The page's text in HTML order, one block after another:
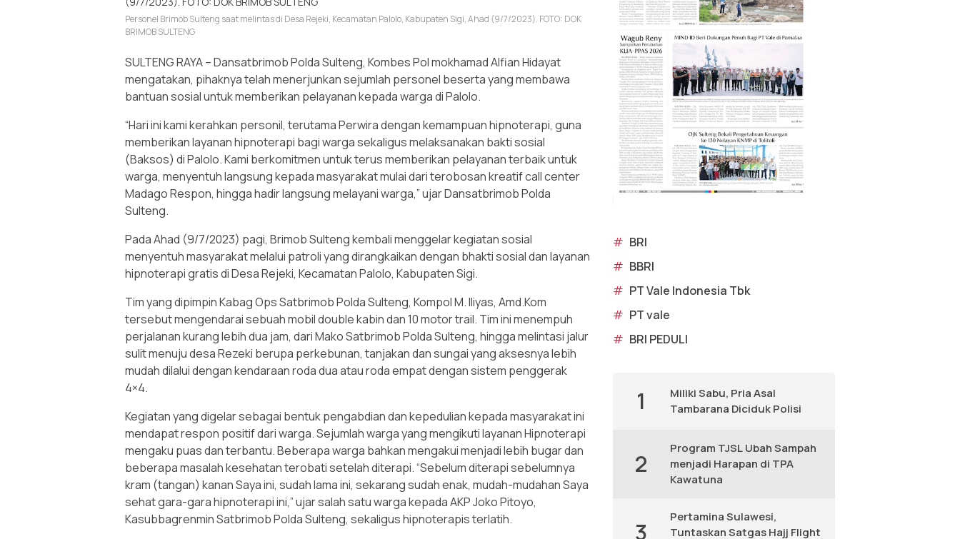
Personel Brimob Sulteng saat melintas di Desa Rejeki, Kecamatan Palolo, Kabupaten Sigi, Ahad (9/7/2023). FOTO: DOK
BRIMOB SULTENG
SULTENG RAYA – Dansatbrimob Polda Sulteng, Kombes Pol mokhamad Alfian Hidayat
mengatakan, pihaknya telah menerjunkan sejumlah personel beserta yang membawa
bantuan sosial untuk memberikan pelayanan kepada warga di Palolo.
“Hari ini kami kerahkan personil, terutama Perwira dengan kemampuan hipnoterapi, guna
memberikan layanan hipnoterapi bagi warga sekaligus melaksanakan bakti sosial
(Baksos) di Palolo. Kami berkomitmen untuk terus memberikan pelayanan terbaik untuk
warga, menyentuh langsung kepada masyarakat mulai dari terobosan kreatif call center
Madago Respon, hingga hadir langsung melayani warga,” ujar Dansatbrimob Polda
Sulteng.
Pada Ahad (9/7/2023) pagi, Brimob Sulteng kembali menggelar kegiatan sosial
menyentuh masyarakat melalui patroli yang dirangkaikan dengan bhakti sosial dan layanan
hipnoterapi gratis di Desa Rejeki, Kecamatan Palolo, Kabupaten Sigi.
Tim yang dipimpin Kabag Ops Satbrimob Polda Sulteng, Kompol M. Iliyas, Amd.Kom
tersebut mengendarai sebuah mobil double kabin dan 10 motor trail. Tim ini menempuh
perjalanan kurang lebih dua jam, dari Mako Satbrimob Polda Sulteng, hingga melintasi jalur
sulit menuju desa Rezeki berupa perkebunan, tanjakan dan sungai yang aksesnya lebih
mudah dilalui dengan kendaraan roda dua atau roda empat dengan sistem penggerak
4×4.
Kegiatan yang digelar sebagai bentuk pengabdian dan kepedulian kepada masyarakat ini
mendapat respon positif dari warga. Sejumlah warga yang mengikuti layanan Hipnoterapi
mengaku puas dan terbantu. Beberapa warga bahkan mengakui menjadi lebih bugar dan
beberapa masalah kesehatan terobati setelah diterapi. “Sebelum diterapi sebelumnya
kram (tangan) kanan Saya ini, sudah lama ini, sekarang sudah enak, mudah-mudahan Saya
sehat gara-gara hipnoterapi ini,” ujar salah satu warga kepada AKP Joko Pitoyo,
Kasubbagrenmin Satbrimob Polda Sulteng, sekaligus hipnoterapis terlatih.
# BRI
# BBRI
# PT Vale Indonesia Tbk
# PT vale
# BRI PEDULI
1
Miliki Sabu, Pria Asal
Tambarana Diciduk Polisi
2
Program TJSL Ubah Sampah
menjadi Harapan di TPA
Kawatuna
3
Pertamina Sulawesi,
Tuntaskan Satgas Hajj Flight